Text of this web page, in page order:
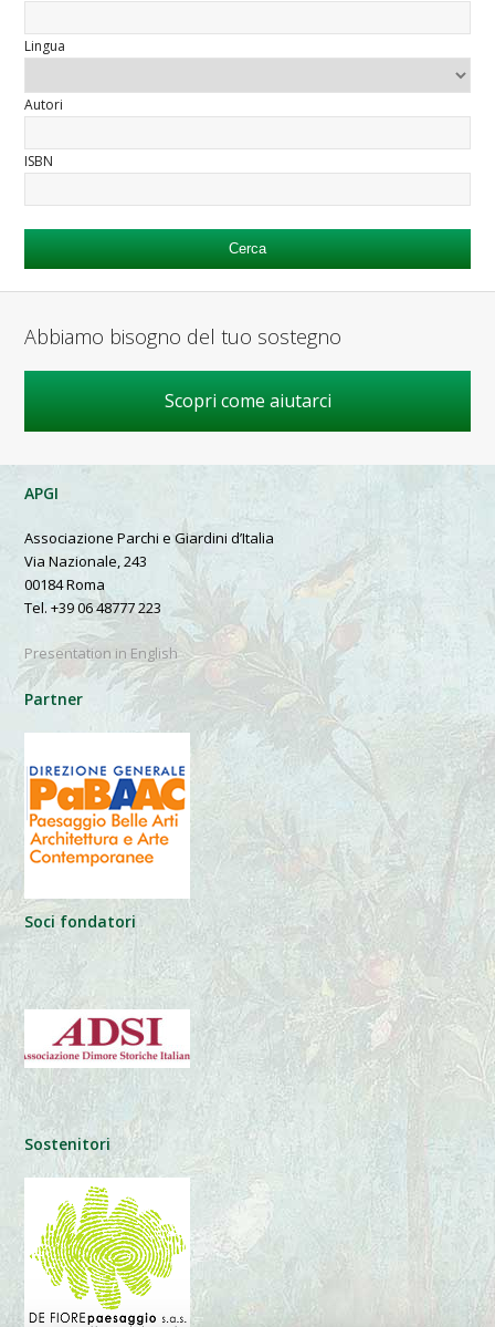
Lingua
Autori
ISBN
Abbiamo bisogno del tuo sostegno
Scopri come aiutarci
APGI
Associazione Parchi e Giardini d’Italia
Via Nazionale, 243
00184 Roma
Tel. +39 06 48777 223
Presentation in English
Partner
Soci fondatori
Sostenitori